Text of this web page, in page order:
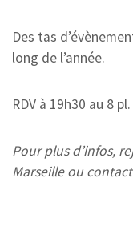
Des tas
long de l’année.
RDV à 19h30 au 8
Pour plus d’infos,
Marseille ou